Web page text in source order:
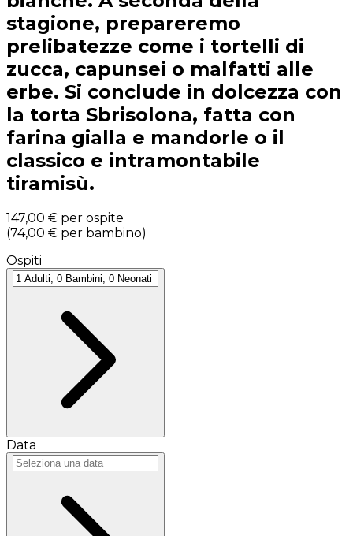
stagione, prepareremo
prelibatezze come i tortelli di
zucca, capunsei o malfatti alle
erbe. Si conclude in dolcezza con
la torta Sbrisolona, fatta con
farina gialla e mandorle o il
classico e intramontabile
tiramisù.
147,00 € per ospite
(74,00 € per bambino)
Ospiti
Data